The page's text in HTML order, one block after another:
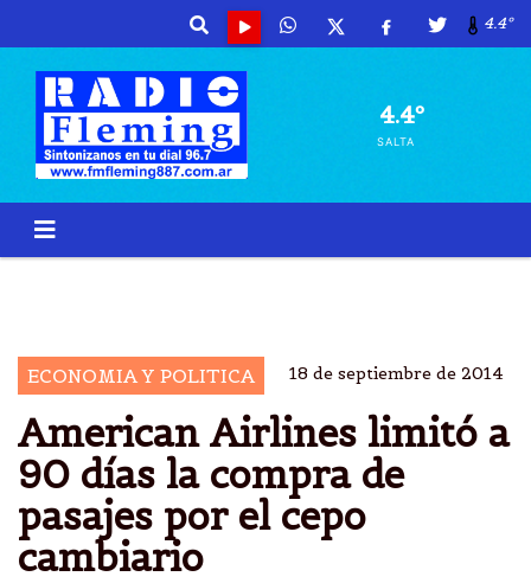
4.4º
4.4º
SALTA
ECONOMIA Y POLITICA 18 de septiembre de 2014
American Airlines limitó a
90 días la compra de
pasajes por el cepo
cambiario